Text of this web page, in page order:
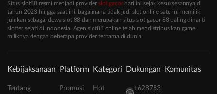
Situs slot88 resmi menjadi provider slot gacorhari ini sejak kesuksesannya di
tahun 2023 hingga saat ini, bagaimana tidak judi slot online satu ini memiliki
julukan sebagai dewa slot 88 dan merupakan situs slot gacor 88 paling dinanti
slotter sejati di indonesia. Agen slot88 online telah mendistribusikan game
miliknya dengan beberapa provider ternama di dunia.
Kebijaksanaan
Tentang
Platform
Promosi
Kategori
Hot
Dukungan
+628783
Komunitas